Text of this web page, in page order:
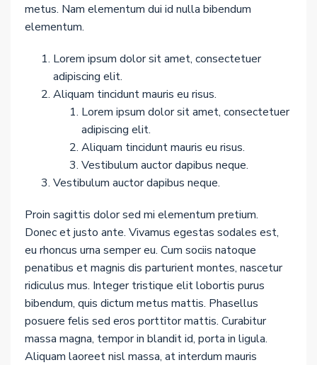
metus. Nam elementum dui id nulla bibendum
elementum.
Lorem ipsum dolor sit amet, consectetuer
adipiscing elit.
Aliquam tincidunt mauris eu risus.
Lorem ipsum dolor sit amet, consectetuer
adipiscing elit.
Aliquam tincidunt mauris eu risus.
Vestibulum auctor dapibus neque.
Vestibulum auctor dapibus neque.
Proin sagittis dolor sed mi elementum pretium.
Donec et justo ante. Vivamus egestas sodales est,
eu rhoncus urna semper eu. Cum sociis natoque
penatibus et magnis dis parturient montes, nascetur
ridiculus mus. Integer tristique elit lobortis purus
bibendum, quis dictum metus mattis. Phasellus
posuere felis sed eros porttitor mattis. Curabitur
massa magna, tempor in blandit id, porta in ligula.
Aliquam laoreet nisl massa, at interdum mauris